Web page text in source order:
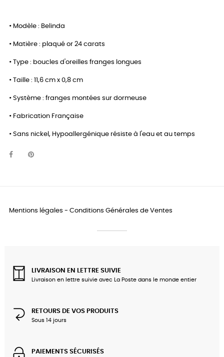
• Modèle : Belinda
• Matière : plaqué or 24 carats
• Type : boucles d'oreilles franges longues
• Taille : 11,6 cm x 0,8 cm
• Système : franges montées sur dormeuse
• Fabrication Française
• Sans nickel, Hypoallergénique résiste à l'eau et au temps
Mentions légales - Conditions Générales de Ventes
LIVRAISON EN LETTRE SUIVIE
Livraison en lettre suivie avec La Poste dans le monde entier
RETOURS DE VOS PRODUITS
Sous 14 jours
PAIEMENTS SÉCURISÉS